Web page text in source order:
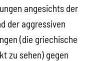
angesichts der
der aggressiven
(die griechische
zu sehen) gegen